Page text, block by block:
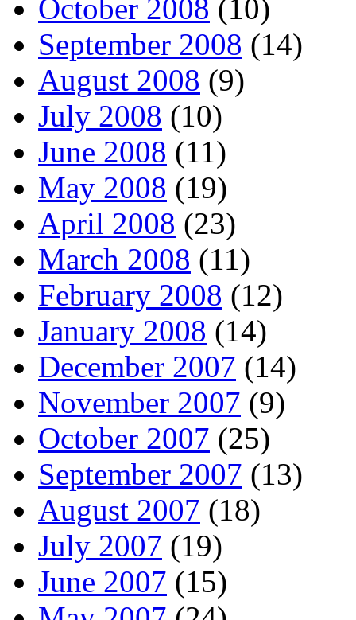
October 2008 (10)
September 2008 (14)
August 2008 (9)
July 2008 (10)
June 2008 (11)
May 2008 (19)
April 2008 (23)
March 2008 (11)
February 2008 (12)
January 2008 (14)
December 2007 (14)
November 2007 (9)
October 2007 (25)
September 2007 (13)
August 2007 (18)
July 2007 (19)
June 2007 (15)